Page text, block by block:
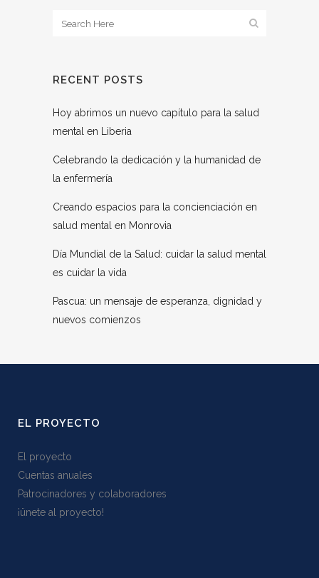
RECENT POSTS
Hoy abrimos un nuevo capítulo para la salud
mental en Liberia
Celebrando la dedicación y la humanidad de
la enfermería
Creando espacios para la concienciación en
salud mental en Monrovia
Día Mundial de la Salud: cuidar la salud mental
es cuidar la vida
Pascua: un mensaje de esperanza, dignidad y
nuevos comienzos
EL PROYECTO
El proyecto
Cuentas anuales
Patrocinadores y colaboradores
¡ünete al proyecto!